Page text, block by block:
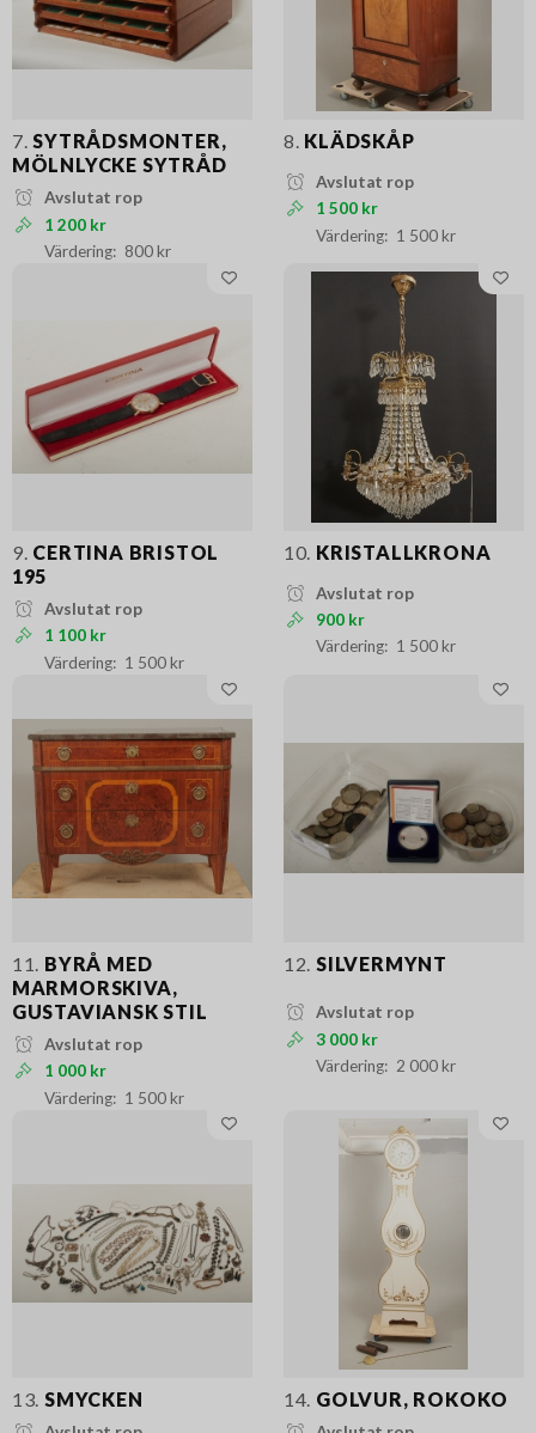
7. SYTRÅDSMONTER,
MÖLNLYCKE SYTRÅD
Avslutat rop
1 200 kr
800 kr
8. KLÄDSKÅP
Avslutat rop
1 500 kr
1 500 kr
9. CERTINA BRISTOL
195
Avslutat rop
1 100 kr
1 500 kr
10. KRISTALLKRONA
Avslutat rop
900 kr
1 500 kr
11.
BYRÅ MED
MARMORSKIVA,
GUSTAVIANSK STIL
Avslutat rop
1 000 kr
1 500 kr
12. SILVERMYNT
Avslutat rop
3 000 kr
2 000 kr
13. SMYCKEN 14. GOLVUR, ROKOKO